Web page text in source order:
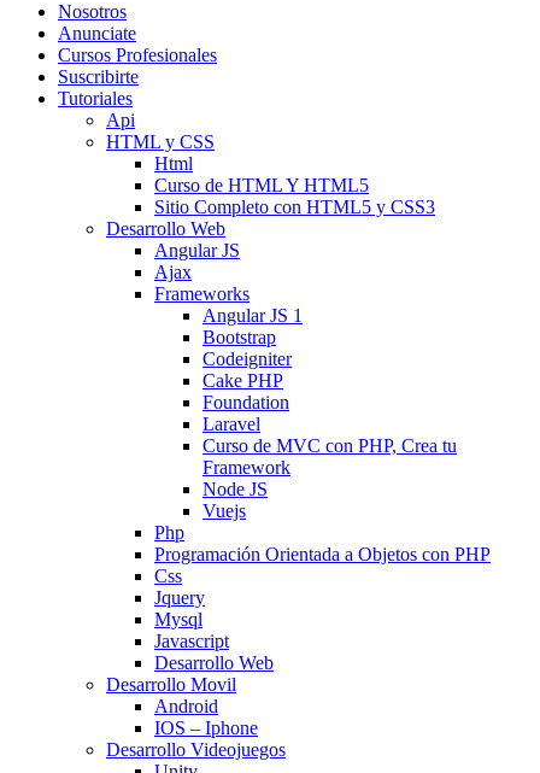
Nosotros
Anunciate
Cursos Profesionales
Suscribirte
Tutoriales
Api
HTML y CSS
Html
Curso de HTML Y HTML5
Sitio Completo con HTML5 y CSS3
Desarrollo Web
Angular JS
Ajax
Frameworks
Angular JS 1
Bootstrap
Codeigniter
Cake PHP
Foundation
Laravel
Curso de MVC con PHP, Crea tu
Framework
Node JS
Vuejs
Php
Programación Orientada a Objetos con PHP
Css
Jquery
Mysql
Javascript
Desarrollo Web
Desarrollo Movil
Android
IOS – Iphone
Desarrollo Videojuegos